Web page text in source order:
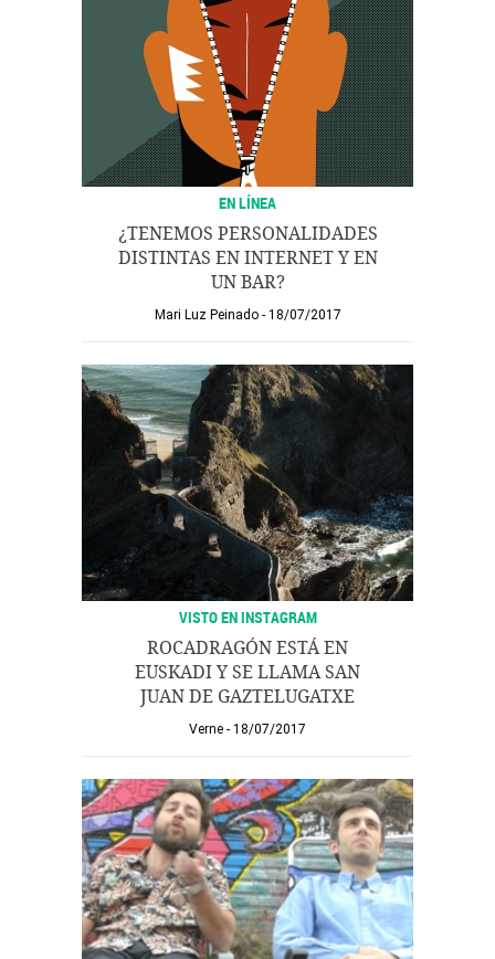
EN LÍNEA
¿TENEMOS PERSONALIDADES
DISTINTAS EN INTERNET Y EN
UN BAR?
Mari Luz Peinado 18/07/2017
VISTO EN INSTAGRAM
ROCADRAGÓN ESTÁ EN
EUSKADI Y SE LLAMA SAN
JUAN DE GAZTELUGATXE
Verne 18/07/2017